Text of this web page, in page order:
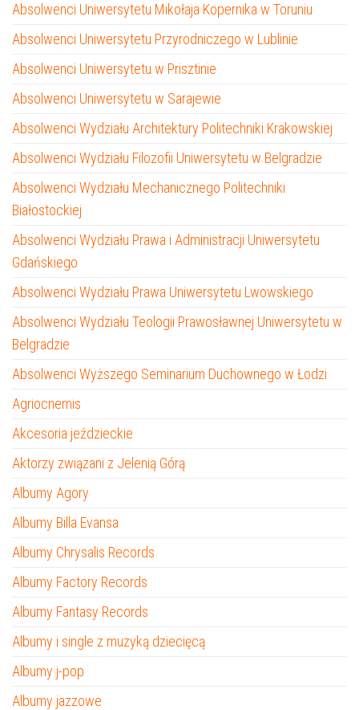
Absolwenci Uniwersytetu Mikołaja Kopernika w Toruniu
Absolwenci Uniwersytetu Przyrodniczego w Lublinie
Absolwenci Uniwersytetu w Prisztinie
Absolwenci Uniwersytetu w Sarajewie
Absolwenci Wydziału Architektury Politechniki Krakowskiej
Absolwenci Wydziału Filozofii Uniwersytetu w Belgradzie
Absolwenci Wydziału Mechanicznego Politechniki
Białostockiej
Absolwenci Wydziału Prawa i Administracji Uniwersytetu
Gdańskiego
Absolwenci Wydziału Prawa Uniwersytetu Lwowskiego
Absolwenci Wydziału Teologii Prawosławnej Uniwersytetu w
Belgradzie
Absolwenci Wyższego Seminarium Duchownego w Łodzi
Agriocnemis
Akcesoria jeździeckie
Aktorzy związani z Jelenią Górą
Albumy Agory
Albumy Billa Evansa
Albumy Chrysalis Records
Albumy Factory Records
Albumy Fantasy Records
Albumy i single z muzyką dziecięcą
Albumy j-pop
Albumy jazzowe